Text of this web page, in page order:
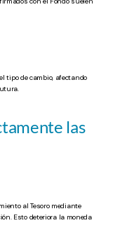
tipo de cambio, afectando
las
al Tesoro mediante
Esto deteriora la moneda